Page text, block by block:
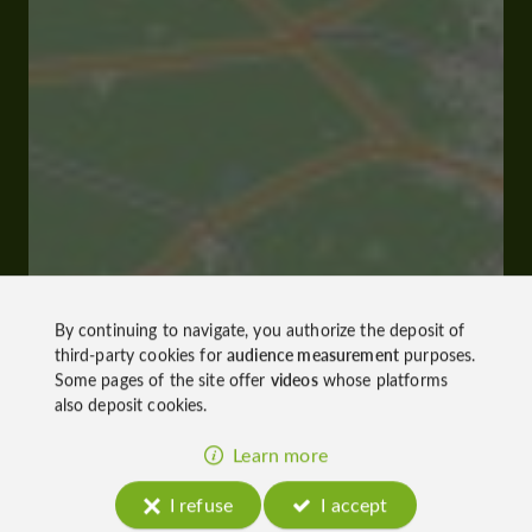
By continuing to navigate, you authorize the deposit of
third-party cookies foraudience measurementpurposes.
Some pages of the site offer videoswhose platforms
also deposit cookies.
Learn more
I refuse
I accept